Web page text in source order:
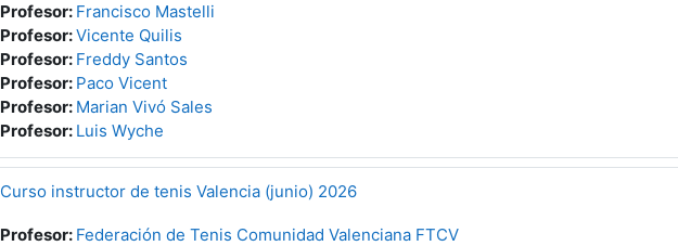
Profesor: Francisco Mastelli
Profesor:Vicente Quilis
Profesor: Freddy Santos
Profesor: Paco Vicent
Profesor: Marian Vivó Sales
Profesor: Luis Wyche
Curso instructor de tenis Valencia (junio) 2026
Profesor: Federación de Tenis Comunidad Valenciana FTCV